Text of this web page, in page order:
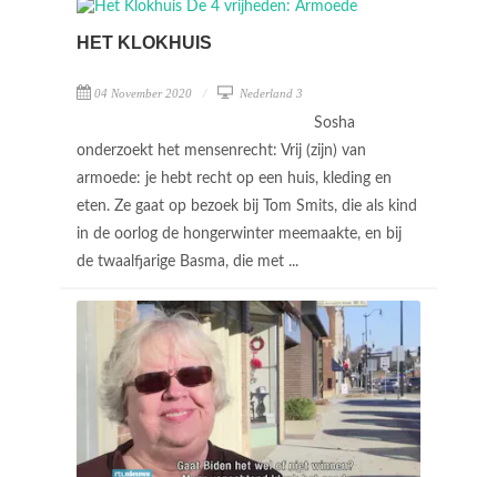
HET KLOKHUIS
04 November 2020 Nederland 3
Sosha
onderzoekt het mensenrecht: Vrij (zijn) van
armoede: je hebt recht op een huis, kleding en
eten. Ze gaat op bezoek bij Tom Smits, die als kind
in de oorlog de hongerwinter meemaakte, en bij
de twaalfjarige Basma, die met ...